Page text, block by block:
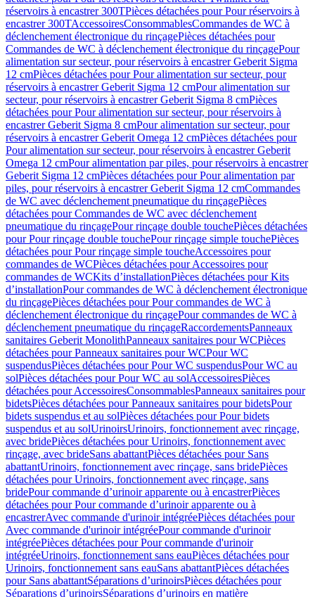
réservoirs à encastrer 300TPièces détachées pour Pour réservoirs à
encastrer 300TAccessoiresConsommablesCommandes de WC à
déclenchement électronique du rinçagePièces détachées pour
Commandes de WC à déclenchement électronique du rinçagePour
alimentation sur secteur, pour réservoirs à encastrer Geberit Sigma
12 cmPièces détachées pour Pour alimentation sur secteur, pour
réservoirs à encastrer Geberit Sigma 12 cmPour alimentation sur
secteur, pour réservoirs à encastrer Geberit Sigma 8 cmPièces
détachées pour Pour alimentation sur secteur, pour réservoirs à
encastrer Geberit Sigma 8 cmPour alimentation sur secteur, pour
réservoirs à encastrer Geberit Omega 12 cmPièces détachées pour
Pour alimentation sur secteur, pour réservoirs à encastrer Geberit
Omega 12 cmPour alimentation par piles, pour réservoirs à encastrer
Geberit Sigma 12 cmPièces détachées pour Pour alimentation par
piles, pour réservoirs à encastrer Geberit Sigma 12 cmCommandes
de WC avec déclenchement pneumatique du rinçagePièces
détachées pour Commandes de WC avec déclenchement
pneumatique du rinçagePour rinçage double touchePièces détachées
pour Pour rinçage double touchePour rinçage simple touchePièces
détachées pour Pour rinçage simple toucheAccessoires pour
commandes de WCPièces détachées pour Accessoires pour
commandes de WCKits d’installationPièces détachées pour Kits
d’installationPour commandes de WC à déclenchement électronique
du rinçagePièces détachées pour Pour commandes de WC à
déclenchement électronique du rinçagePour commandes de WC à
déclenchement pneumatique du rinçageRaccordementsPanneaux
sanitaires Geberit MonolithPanneaux sanitaires pour WCPièces
détachées pour Panneaux sanitaires pour WCPour WC
suspendusPièces détachées pour Pour WC suspendusPour WC au
solPièces détachées pour Pour WC au solAccessoiresPièces
détachées pour AccessoiresConsommablesPanneaux sanitaires pour
bidetsPièces détachées pour Panneaux sanitaires pour bidetsPour
bidets suspendus et au solPièces détachées pour Pour bidets
suspendus et au solUrinoirsUrinoirs, fonctionnement avec rinçage,
avec bridePièces détachées pour Urinoirs, fonctionnement avec
rinçage, avec brideSans abattantPièces détachées pour Sans
abattantUrinoirs, fonctionnement avec rinçage, sans bridePièces
détachées pour Urinoirs, fonctionnement avec rinçage, sans
bridePour commande d’urinoir apparente ou à encastrerPièces
détachées pour Pour commande d’urinoir apparente ou à
encastrerAvec commande d'urinoir intégréePièces détachées pour
Avec commande d'urinoir intégréePour commande d'urinoir
intégréePièces détachées pour Pour commande d'urinoir
intégréeUrinoirs, fonctionnement sans eauPièces détachées pour
Urinoirs, fonctionnement sans eauSans abattantPièces détachées
pour Sans abattantSéparations d’urinoirsPièces détachées pour
Séparations d’urinoirsSéparations d’urinoirs en matière